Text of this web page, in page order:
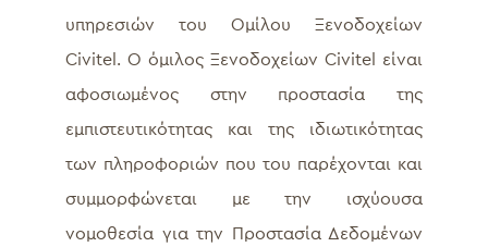
υπηρεσιών του Ομίλου Ξενοδοχείων
Civitel. O όμιλος Ξενοδοχείων Civitel είναι
αφοσιωμένος στην προστασία της
εμπιστευτικότητας και της ιδιωτικότητας
των πληροφοριών που του παρέχονται και
συμμορφώνεται με την ισχύουσα
νομοθεσία για την Προστασία Δεδομένων